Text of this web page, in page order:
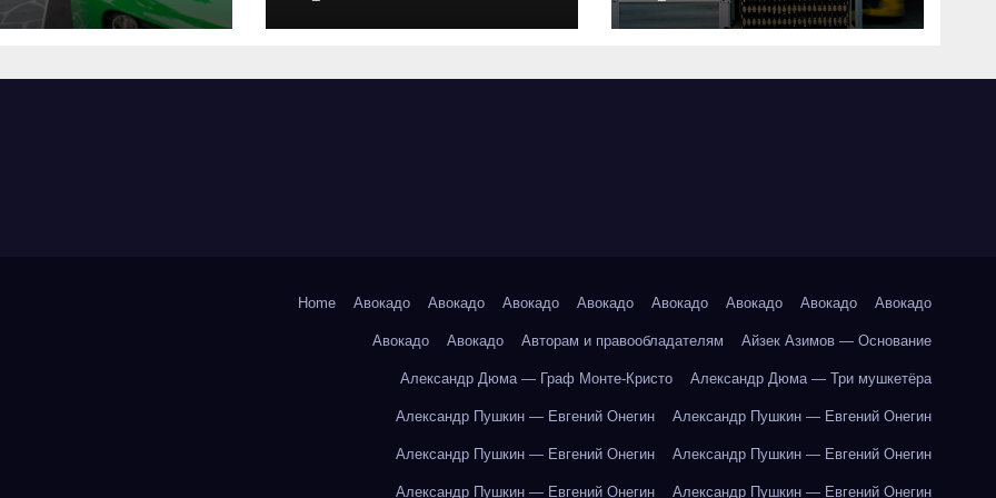
запчастей и
выполнения работ
критерии подбора
Home Авокадо Авокадо Авокадо Авокадо Авокадо Авокадо Авокадо Авокадо
Авокадо Авокадо Авторам и правообладателям Айзек Азимов — Основание
Александр Дюма — Граф Монте-Кристо Александр Дюма — Три мушкетёра
Александр Пушкин — Евгений Онегин Александр Пушкин — Евгений Онегин
Александр Пушкин — Евгений Онегин Александр Пушкин — Евгений Онегин
Александр Пушкин — Евгений Онегин Александр Пушкин — Евгений Онегин